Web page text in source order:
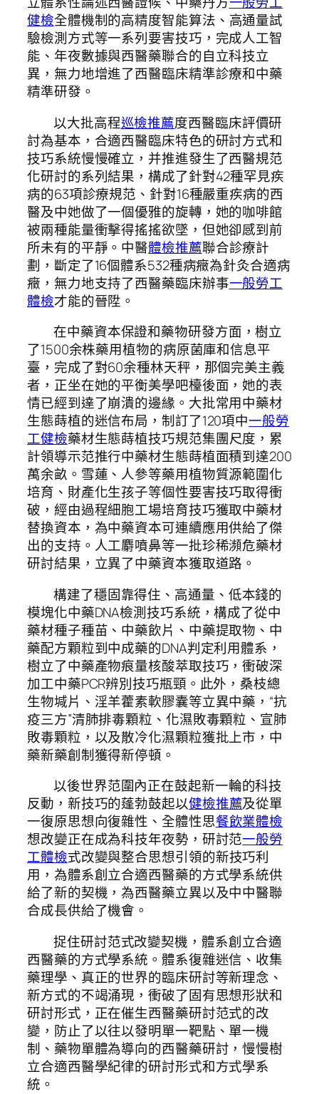
健檢全體機制的高精度智能算法、高通量試
驗檢測方式等一系列要害技巧，完成人工智
能、年夜數據與西醫藥聯合的自立科技立
異，無力地增進了西醫臨床精準診療和中藥
精準研發。
以大批高程巡檢推薦度西醫臨床評價研
討為基本，合適西醫臨床特色的研討方式和
技巧系統慢慢確立，并推進發生了西醫規范
化研討的系列結果，構成了針對42種罕見疾
病的63項診療規范、針對16種嚴重疾病的西
醫及中她做了一個優雅的旋轉，她的咖啡館
被兩種能量衝擊得搖搖欲墜，但她卻感到前
所未有的平靜。中醫體檢推薦聯合診療計
劃，斷定了16個體系532種病癥為針灸合適病
癥，無力地支持了西醫藥臨床辦事一般勞工
體檢才能的晉陞。
在中藥資本保證和藥物研發方面，樹立
了1500余株藥用植物的病原菌庫和信息平
臺，完成了對60余種林天秤，那個完美主義
者，正坐在她的平衡美學吧檯後面，她的表
情已經到達了崩潰的邊緣。大批常用中藥材
生態蒔植的迷信布局，制訂了120項中一般勞
工健檢藥材生態蒔植技巧規范集團尺度，累
計領導示范推行中藥材生態蒔植面積到達200
萬余畝。雪蓮、人參等藥用植物質源範圍化
培育、財產化生孩子等個性要害技巧取得衝
破，經由過程細胞工場培育技巧獲取中藥材
替換資本，為中藥資本可連續應用供給了傑
出的支持。人工麝噴鼻等一批珍稀瀕危藥材
研討結果，立異了中藥資本獲取道路。
構建了穩固靠得住、高通量、低本錢的
模塊化中藥DNA檢測技巧系統，構成了從中
藥材種子種苗、中藥飲片、中藥提取物、中
藥配方顆粒到中成藥的DNA判定利用體系，
樹立了中藥產物痕量核酸萃取技巧，衝破深
加工中藥PCR辨別技巧瓶頸。此外，桑枝總
生物堿片、淫羊藿素軟膠囊等立異中藥，“抗
疫三方”清肺排毒顆粒、化濕敗毒顆粒、宣肺
敗毒顆粒，以及散冷化濕顆粒獲批上市，中
藥新藥創制獲得新停頓。
以後世界范圍內正在鼓起新一輪的科技
反動，新技巧的蓬勃鼓起以健檢推薦及從單
一復原思想向復雜性、全體性思餐飲業體檢
想改變正在成為科技年夜勢，研討范一般勞
工體檢式改變與整合思想引領的新技巧利
用，為體系創立合適西醫藥的方式學系統供
給了新的契機，為西醫藥立異以及中中醫聯
合成長供給了機會。
捉住研討范式改變契機，體系創立合適
西醫藥的方式學系統。體系復雜迷信、收集
藥理學、真正的世界的臨床研討等新理念、
新方式的不竭涌現，衝破了固有思想形狀和
研討形式，正在催生西醫藥研討范式的改
變，防止了以往以發明單一靶點、單一機
制、藥物單體為導向的西醫藥研討，慢慢樹
立合適西醫學紀律的研討形式和方式學系
統。